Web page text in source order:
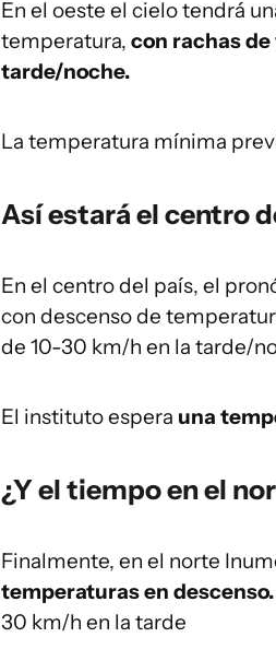
En el oeste el cielo tendrá
temperatura, con rachas de
tarde/noche.
La temperatura mínima
Así estará el centro
En el centro del país, el
con descenso de
de 10-30 km/h en la tarde/
El instituto espera una
¿Y el tiempo en el
Finalmente, en el norte
temperaturas en descenso.
30 km/h en la tarde